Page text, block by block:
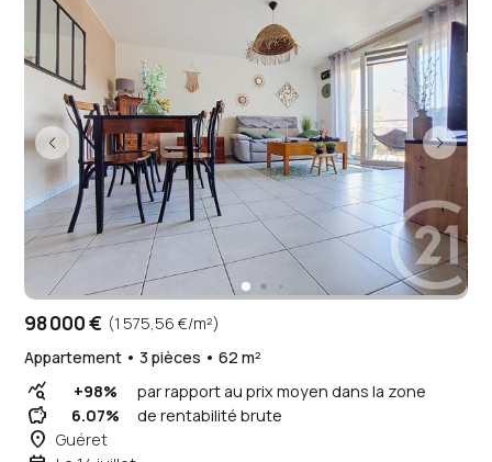
98 000 € (1 575,56 €/m²)
Appartement • 3 pièces • 62 m²
query_stats +98% par rapport au prix moyen dans la zone
savings 6.07% de rentabilité brute
place Guéret